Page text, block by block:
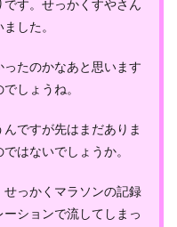
す。せっかくすやさん
した。
たのかなあと思います
しょうね。
ですが先はまだありま
はないでしょうか。
っかくマラソンの記録
ションで流してしまっ